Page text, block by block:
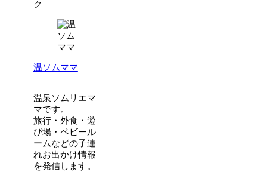
ク
温ソムママ
温泉ソムリエマ
マです。
旅行・外食・遊
び場・ベビール
ームなどの子連
れお出かけ情報
を発信します。